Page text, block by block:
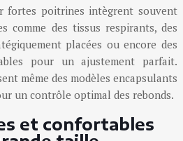
fortes poitrines intègrent souvent
comme des tissus respirants, des
placées ou encore des
pour un ajustement parfait.
même des modèles encapsulants
un contrôle optimal des rebonds.
et confortables